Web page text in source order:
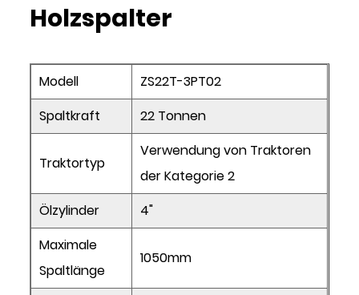
Holzspalter
Modell
ZS22T-3PT02
Spaltkraft
22 Tonnen
Traktortyp
Verwendung von Traktoren
der Kategorie 2
Ölzylinder
4"
Maximale
Spaltlänge
1050mm